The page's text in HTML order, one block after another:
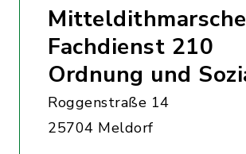
Fachdienst 210
Ordnung und
Roggenstraße 14
25704 Meldorf